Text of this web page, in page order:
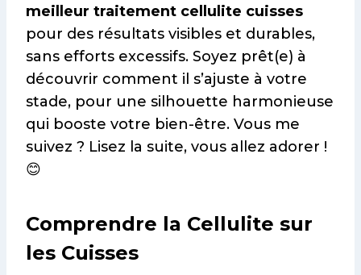
meilleur traitement cellulite cuisses
pour des résultats visibles et durables,
sans efforts excessifs. Soyez prêt(e) à
découvrir comment il s’ajuste à votre
stade, pour une silhouette harmonieuse
qui booste votre bien-être. Vous me
suivez ? Lisez la suite, vous allez adorer !
😊
Comprendre la Cellulite sur
les Cuisses